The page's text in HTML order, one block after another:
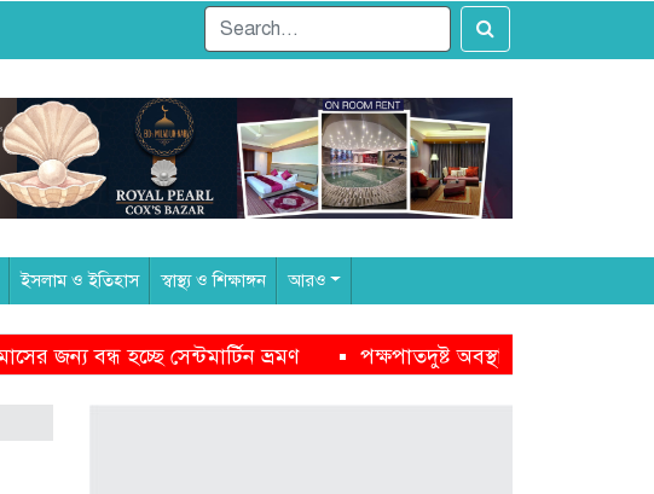
ইসলাম ও ইতিহাস স্বাস্থ্য ও শিক্ষাঙ্গন আরও
পক্ষপাতদুষ্ট অবস্থানের কারণেই নাসীরুদ্দীন পাটওয়ারীর ওপর হামলা: সাদিক